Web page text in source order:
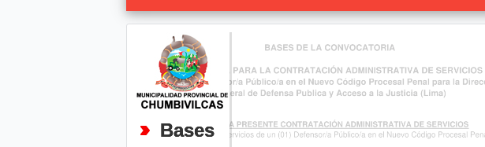
Bases